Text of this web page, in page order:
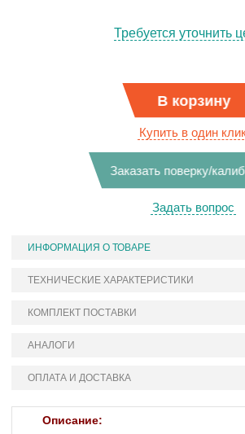
Требуется уточнить
В корзину
Купить в один
Заказать поверку/
Задать вопрос
ИНФОРМАЦИЯ О ТОВАРЕ
ТЕХНИЧЕСКИЕ ХАРАКТЕРИСТИКИ
КОМПЛЕКТ ПОСТАВКИ
АНАЛОГИ
ОПЛАТА И ДОСТАВКА
Описание: